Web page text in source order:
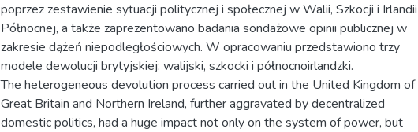
poprzez zestawienie sytuacji politycznej i społecznej w Walii, Szkocji i Irlandii
Północnej, a także zaprezentowano badania sondażowe opinii publicznej w
zakresie dążeń niepodległościowych. W opracowaniu przedstawiono trzy
modele dewolucji brytyjskiej: walijski, szkocki i północnoirlandzki.
The heterogeneous devolution process carried out in the United Kingdom of
Great Britain and Northern Ireland, further aggravated by decentralized
domestic politics, had a huge impact not only on the system of power, but